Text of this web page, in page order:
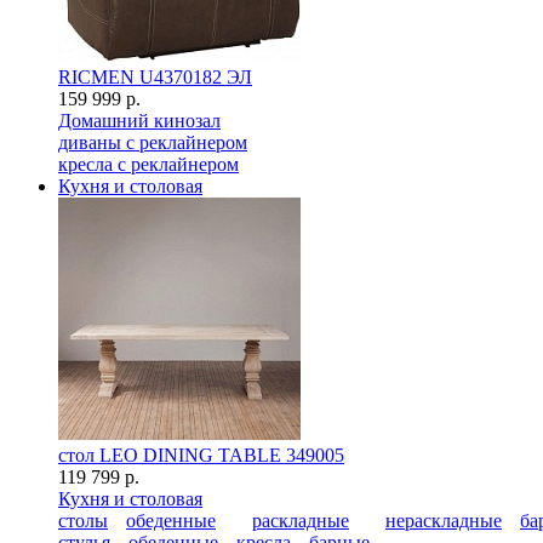
RICMEN U4370182 ЭЛ
159 999 р.
Домашний кинозал
диваны с реклайнером
кресла с реклайнером
Кухня и столовая
стол LEO DINING TABLE 349005
119 799 р.
Кухня и столовая
столы
обеденные раскладные нераскладные